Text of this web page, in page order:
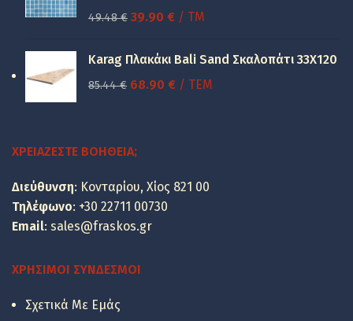
100.00 €.
49.48€ Original
was:
39.90 €Η
τιμή
είναι:
39.90 €.
/ TM
Karag Πλακάκι Bali Sand Σκαλοπάτι 33Χ120
85.44€ Original
68.90 €Η/ ΤΕΜ
ΧΡΕΙΆΖΕΣΤΕ ΒΟΉΘΕΙΑ;
Διεύθυνση: Κονταρίου, Χίος 821 00
Τηλέφωνο: +30 22711 00730
Email: sales@fraskos.gr
ΧΡΉΣΙΜΟΙ ΣΎΝΔΕΣΜΟΙ
Σχετικά Με Εμάς